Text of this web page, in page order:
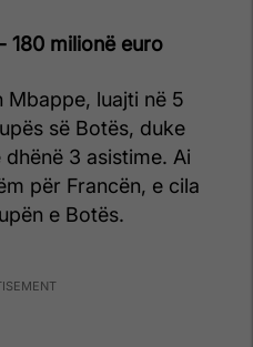
180 milionë euro
Mbappe, luajti në 5
së Botës, duke
3 asistime. Ai
për Francën, e cila
e Botës.